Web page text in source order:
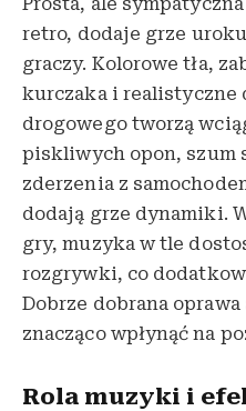
retro, dodaje grze
graczy. Kolorowe tła,
kurczaka i realistyczne
drogowego tworzą
piskliwych opon, szum
zderzenia z
dodają grze dynamiki.
gry, muzyka w tle
rozgrywki, co
Dobrze dobrana
znacząco wpłynąć na
Rola muzyki i